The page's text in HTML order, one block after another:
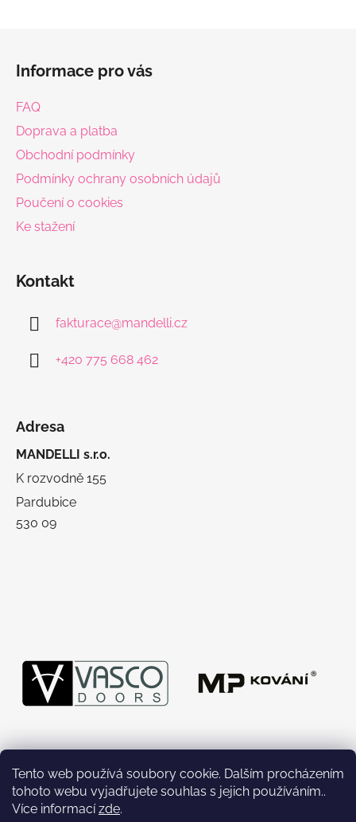
Tento web používá soubory cookie. Dalším procházením
tohoto webu vyjadřujete souhlas s jejich používáním..
Více informacízde.
Informace pro vás
FAQ
Doprava a platba
Obchodní podmínky
Podmínky ochrany osobních údajů
Poučení o cookies
Ke stažení
Kontakt
fakturace@mandelli.cz
+420 775 668 462
Adresa
MANDELLI s.r.o.
K rozvodně 155
Pardubice
530 09